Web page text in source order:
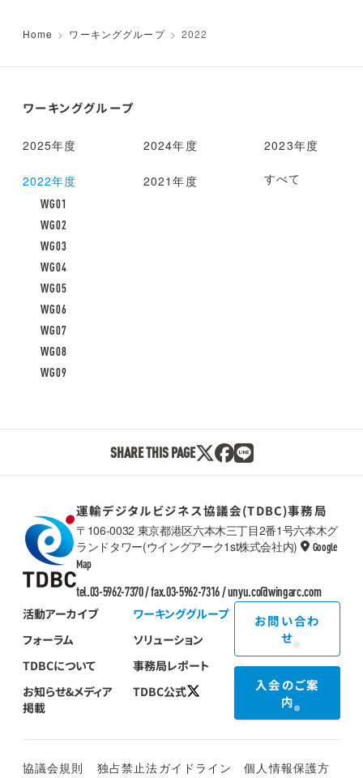
Home ワーキンググループ 2022
ワーキンググループ
2025年度 2024年度 2023年度
2022年度
WG01
WG02
WG03
WG04
WG05
WG06
WG07
WG08
WG09
2021年度 すべて
SHARE THIS PAGE
TDBC
運輸デジタルビジネス協議会(TDBC)事務局
〒106-0032 東京都港区六本木三丁目2番1号六本木グ
ランドタワー(ウイングアーク1st株式会社内)
Google
Map
tel.03-5962-7370 / fax.03-5962-7316 /unyu.co@wingarc.com
活動アーカイブ
ワーキンググループ
フォーラム
ソリューション
TDBCについて
事務局レポート
お知らせ&メディア
掲載
TDBC公式
お問い合わ
せ
入会のご案
内
協議会規則 独占禁止法ガイドライン
個人情報保護方